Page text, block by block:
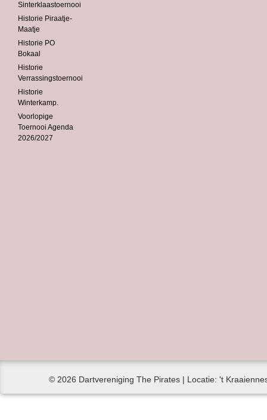
Sinterklaastoernooi
Historie Piraatje-
Maatje
Historie PO
Bokaal
Historie
Verrassingstoernooi
Historie
Winterkamp.
Voorlopige
Toernooi Agenda
2026/2027
© 2026 Dartvereniging The Pirates | Locatie: 't